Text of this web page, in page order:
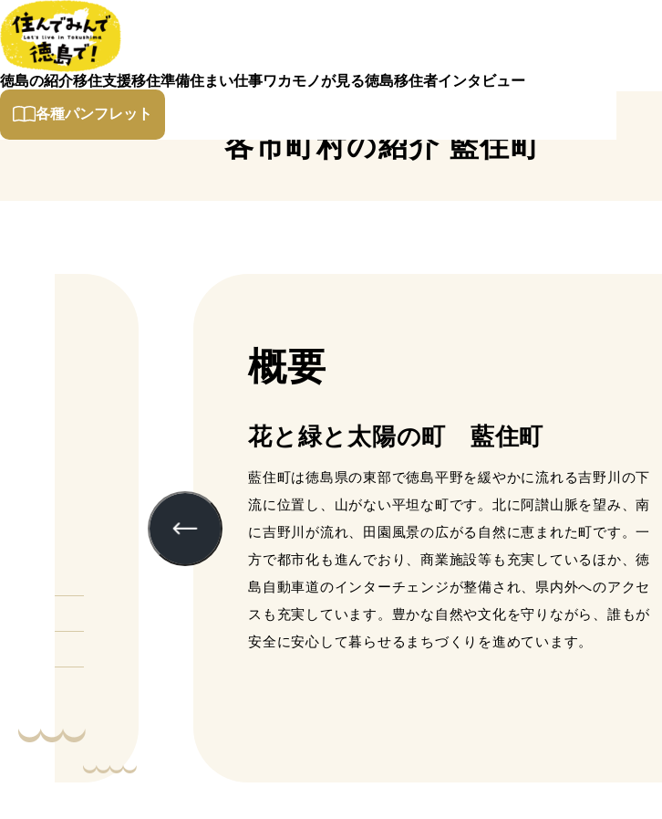
徳島の紹介移住支援移住準備住まい仕事ワカモノが見る徳島移住者インタビュー
各種パンフレット
各市町村の紹介 藍住町
概要
花と緑と太陽の町 藍住町
藍住町は徳島県の東部で徳島平野を緩やかに流れる吉野川の下
流に位置し、山がない平坦な町です。北に阿讃山脈を望み、南
に吉野川が流れ、田園風景の広がる自然に恵まれた町です。一
方で都市化も進んでおり、商業施設等も充実しているほか、徳
島自動車道のインターチェンジが整備され、県内外へのアクセ
スも充実しています。豊かな自然や文化を守りながら、誰もが
安全に安心して暮らせるまちづくりを進めています。